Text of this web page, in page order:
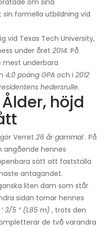
om sina
formella utbildning vid
vid Texas Tech University,
under året 2014. På
mest underbara
4,0 poäng GPA och i 2012
hedersrulle.
höjd
Verret 26 år gammal. På
angående hennes
sätt att fastställa
antagandet.
liten dam som står
sidan tornar hennes
3/5 ″ (1,85 m) , trots den
de två varandra